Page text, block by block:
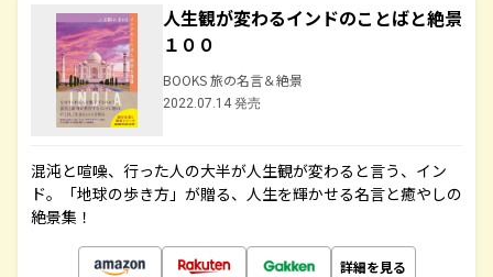
人生観が変わるインドのことばと絶景
１００
BOOKS 旅の名言＆絶景
2022.07.14 発売
混沌と喧噪、行った人の大半が人生観が変わると言う、イン
ド。「地球の歩き方」が贈る、人生を輝かせる名言と癒やしの
絶景集！
詳細を見る